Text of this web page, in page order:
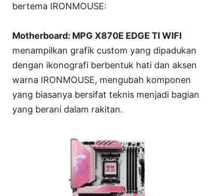
bertema IRONMOUSE:
Motherboard: MPG X870E EDGE TI WIFI
menampilkan grafik custom yang dipadukan
dengan ikonografi berbentuk hati dan aksen
warna IRONMOUSE, mengubah komponen
yang biasanya bersifat teknis menjadi bagian
yang berani dalam rakitan.